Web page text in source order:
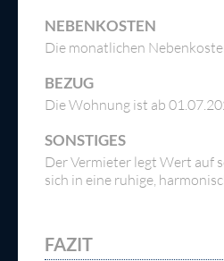
NEBENKOSTEN
Die monatlichen
BEZUG
Die Wohnung ist ab
SONSTIGES
Der Vermieter legt Wert auf
sich in eine ruhige,
FAZIT